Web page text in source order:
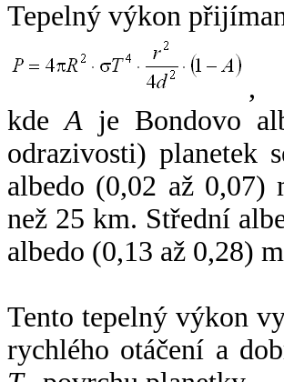
Tepelný výkon
,
kdeA je Bondovo
odrazivosti) planetek
albedo (0,02 až 0,07)
než 25 km. Střední
albedo (0,13 až 0,28)
Tento tepelný výkon
rychlého otáčení a